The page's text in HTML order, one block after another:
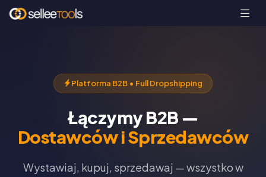
Platforma B2B • Full Dropshipping
Łączymy B2B —
Dostawców i Sprzedawców
Wystawiaj, kupuj, sprzedawaj — wszystko w